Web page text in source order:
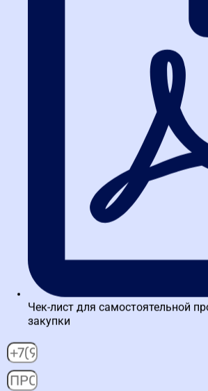
, предоставляют готовые
Для тех, кто работает с корпоративными
специализированные курсы по
хотите систематизировать знания,
, где
Инвестируйте в свои знания сегодня,
карьеру в сфере государственных и
завтра. Запишитесь на консультацию в
закупок» и получите доступ к
поддержке экспертов.
Чек-лист для самостоятельной
закупки